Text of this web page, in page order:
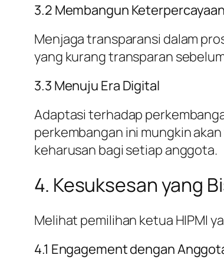
3.2 Membangun Keterpercayaan
Menjaga transparansi dalam
yang kurang transparan
3.3 Menuju Era Digital
Adaptasi terhadap
perkembangan ini mungkin
keharusan bagi setiap anggota.
4. Kesuksesan yang
Melihat pemilihan ketua HIPMI
4.1 Engagement dengan